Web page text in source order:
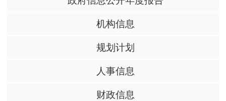
机构信息
规划计划
人事信息
财政信息